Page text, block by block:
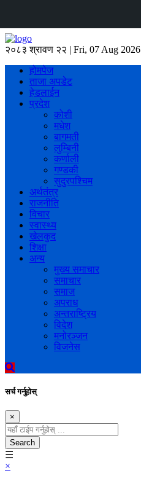
२०८३ श्रावण २२ | Fri, 07 Aug 2026
होमपेज
ताजा अपडेट
हेडलाईन
प्रदेश
कोशी
मधेश
बागमती
लुम्बिनी
कर्णाली
गण्डकी
सुदुरपश्चिम
अर्थतंत्र
राजनीति
विचार
स्वास्थ्य
खेलकुद
शिक्षा
अन्य
मुख्य समाचार
समाचार
समाज
अपराध
अन्तराष्ट्रिय
विदेश
मनोरञ्जन
विजनेस
सर्च गर्नुहोस्
×
Search
☰
×